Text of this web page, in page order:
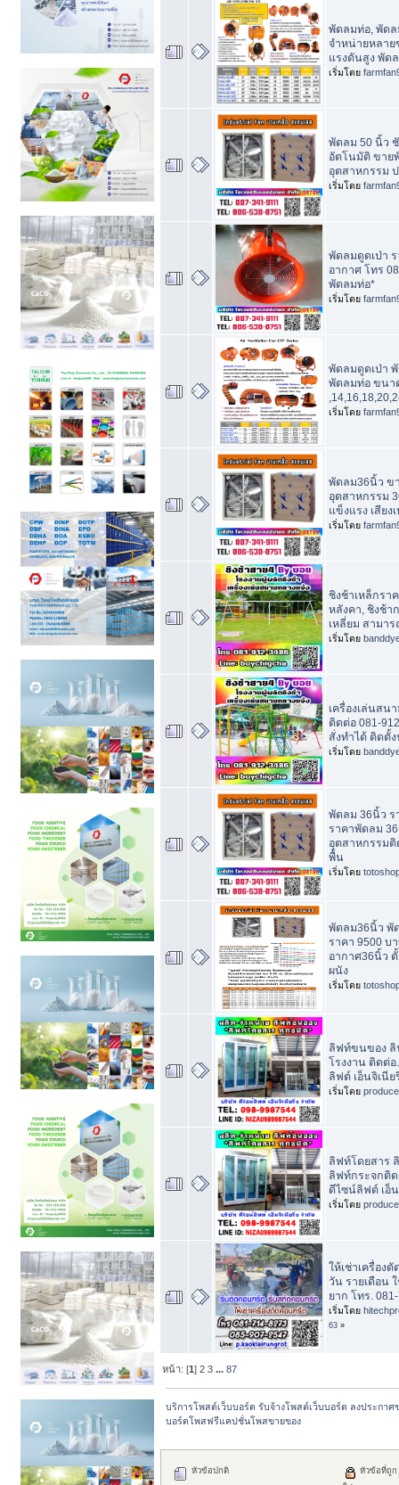
พัดลมท่อ, พัดล
จำหน่ายหลา
แรงดันสูง พัด
เริ่มโดย
พัดลม 50 นิ้ว
อัตโนมัติ ขาย
อุตสาหกรรม
เริ่มโดย
พัดลมดูดเป่า
อากาศ โทร
พัดลมท่อ*
เริ่มโดย
พัดลมดูดเป่า
พัดลมท่อ ขนา
เริ่มโดย
พัดลม36นิ้ว ข
อุตสาหกรรม
แข็งแรง เสียง
เริ่มโดย
ชิงช้าเหล็กรา
หลังคา, ชิงช้า
เหลี่ยม สามา
เริ่มโดย
เครื่องเล่นสน
ติดต่อ 081-
สั่งทำได้ ติดตั้
เริ่มโดย
พัดลม 36นิ้ว ร
ราคาพัดลม
อุตสาหกรรมติ
พื้น
เริ่มโดย
พัดลม36นิ้ว พั
ราคา 9500 บ
อากาศ36นิ้ว
ผนัง
เริ่มโดย
ลิฟท์ขนของ
โรงงาน ติดต่
ลิฟต์ เอ็นจิเนีย
เริ่มโดย
ลิฟท์โดยสาร
ลิฟท์กระจกติ
ดีไซน์ลิฟต์ เอ็
เริ่มโดย
ให้เช่าเครื่อง
วัน รายเดือน
ยาก โทร.
เริ่มโดย
63 »
หน้า: [1]2 3 ...87
บริการโพสต์เว็บบอร์ด รับจ้างโพสต์เว็บบอร์ด ลงประกาศ
บอร์ดโพสฟรีแคปชั่นโพสขายของ
หัวข้อปกติ
หัวข้อที่ถูก